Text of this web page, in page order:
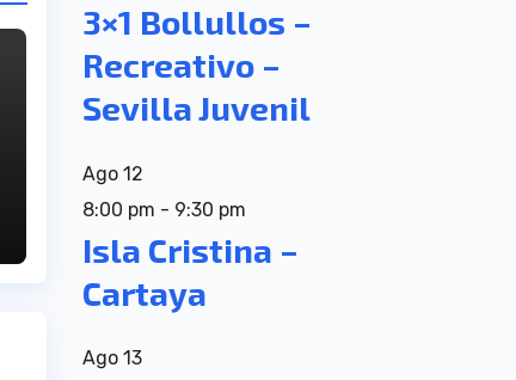
3×1 Bollullos –
Recreativo –
Sevilla Juvenil
Ago 12
8:00 pm - 9:30 pm
Isla Cristina –
Cartaya
Ago 13